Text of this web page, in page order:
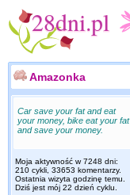
Amazonka
Car save your fat and eat
your money, bike eat your fat
and save your money.
Moja aktywność w 7248 dni:
210 cykli, 33653 komentarzy.
Ostatnia wizyta godzinę temu
Dziś jest mój 22 dzień cyklu.